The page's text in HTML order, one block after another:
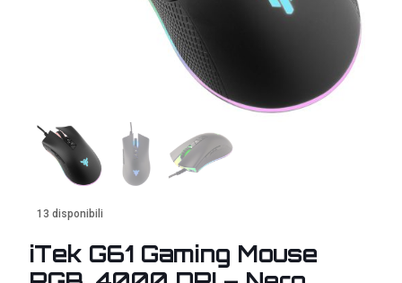
13 disponibili
iTek G61 Gaming Mouse